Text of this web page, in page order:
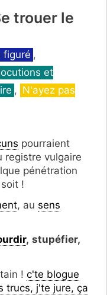
trouer le
figuré ,
et
, N'ayez pas
pourraient
registre vulgaire
pénétration
!
, au sens
, stupéfier,
! c'te blogue
trucs, j'te jure, ça